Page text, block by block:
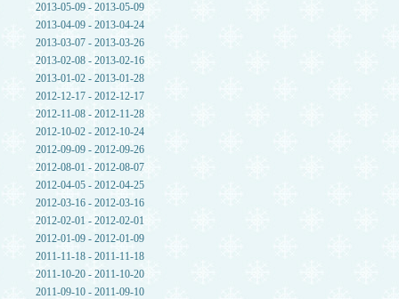
2013-05-09 - 2013-05-09
2013-04-09 - 2013-04-24
2013-03-07 - 2013-03-26
2013-02-08 - 2013-02-16
2013-01-02 - 2013-01-28
2012-12-17 - 2012-12-17
2012-11-08 - 2012-11-28
2012-10-02 - 2012-10-24
2012-09-09 - 2012-09-26
2012-08-01 - 2012-08-07
2012-04-05 - 2012-04-25
2012-03-16 - 2012-03-16
2012-02-01 - 2012-02-01
2012-01-09 - 2012-01-09
2011-11-18 - 2011-11-18
2011-10-20 - 2011-10-20
2011-09-10 - 2011-09-10